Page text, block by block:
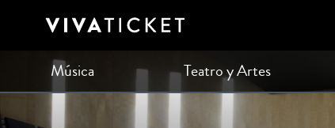
Música Teatro y Artes